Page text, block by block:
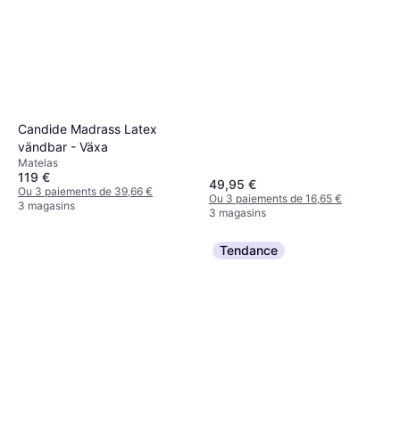
Candide Madrass Latex
vändbar - Växa
Matelas
119 €
Ou 3 paiements de 39,66 €
3 magasins
49,95 €
Ou 3 paiements de 16,65 €
3 magasins
Tendance